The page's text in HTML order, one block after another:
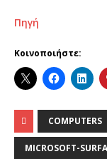
Πηγή
Κοινοποιήστε:
COMPUTERS
MICROSOFT-